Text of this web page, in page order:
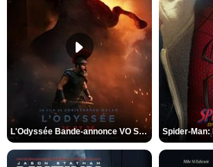
L'Odyssée Bande-annonce VO STFR